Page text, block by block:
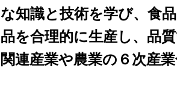
な知識と技術を学び、食
品を合理的に生産し、品
関連産業や農業の６次産